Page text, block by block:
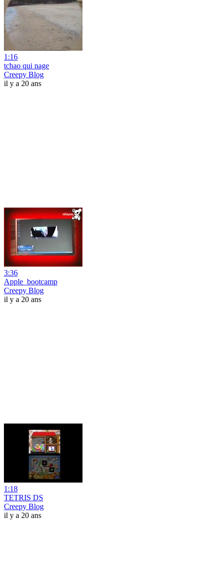
1:16
tchao qui nage
Creepy Blog
il y a 20 ans
3:36
Apple_bootcamp
Creepy Blog
il y a 20 ans
1:18
TETRIS DS
Creepy Blog
il y a 20 ans